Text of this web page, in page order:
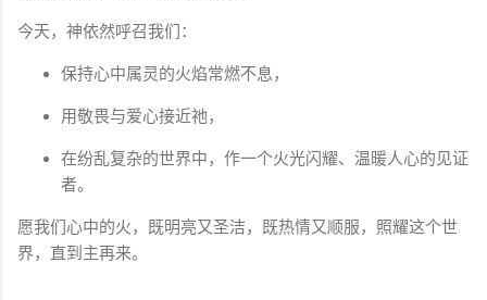
今天，神依然呼召我们：
保持心中属灵的火焰常燃不息，
用敬畏与爱心接近祂，
在纷乱复杂的世界中，作一个火光闪耀、温暖人心的见证
者。
愿我们心中的火，既明亮又圣洁，既热情又顺服，照耀这个世
界，直到主再来。